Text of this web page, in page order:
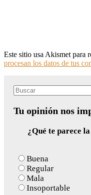
Este sitio usa Akismet para
procesan los datos de tus
Search
Tu opinión nos
¿Qué te parece
Buena
Regular
Mala
Insoportable